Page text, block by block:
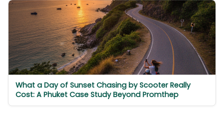
What a Day of Sunset Chasing by Scooter Really
Cost: A Phuket Case Study Beyond Promthep